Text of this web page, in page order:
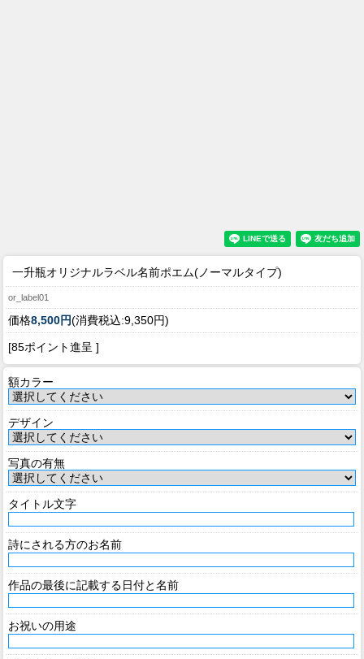
一升瓶オリジナルラベル名前ポエム(ノーマルタイプ)
or_label01
価格8,500円(消費税込:9,350円)
[85ポイント進呈 ]
額カラー
デザイン
写真の有無
タイトル文字
詩にされる方のお名前
作品の最後に記載する日付と名前
お祝いの用途